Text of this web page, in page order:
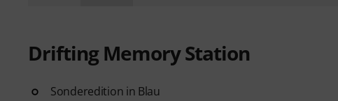
Drifting Memory Station
Sonderedition in Blau